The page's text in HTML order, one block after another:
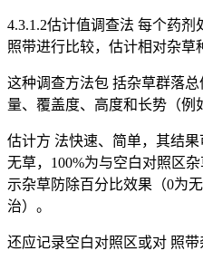
4.3.1.2估计值调查法 每个药
照带进行比较，估计相对杂草
这种调查方法包 括杂草群落
量、覆盖度、高度和长势（例
估计方 法快速、简单，其结
无草，100%为与空白对照区
示杂草防除百分比效果（0为
治）。
还应记录空白对照区或对 照带